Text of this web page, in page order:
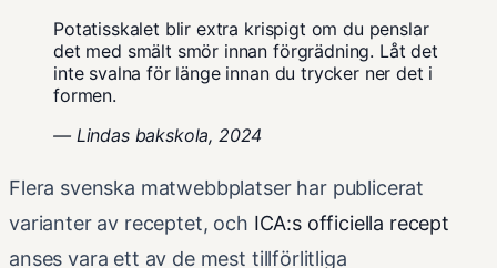
Potatisskalet blir extra krispigt om du penslar
det med smält smör innan förgrädning. Låt det
inte svalna för länge innan du trycker ner det i
formen.
— Lindas bakskola, 2024
Flera svenska matwebbplatser har publicerat
varianter av receptet, och ICA:s officiella recept
anses vara ett av de mest tillförlitliga